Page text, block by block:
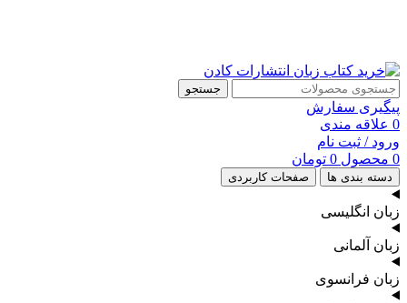
جستجو
پیگیری سفارش
0 علاقه مندی
ورود / ثبت نام
0 محصول 0 تومان
دسته بندی ها صفحات کاربردی
زبان انگلیسی
زبان آلمانی
زبان فرانسوی